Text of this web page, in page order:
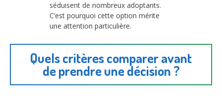
séduisent de nombreux adoptants.
C’est pourquoi cette option mérite
une attention particulière.
Quels critères comparer avant
de prendre une décision ?